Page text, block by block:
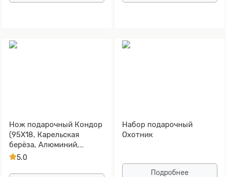
Нож подарочный Кондор
(95Х18, Карельская
берёза, Алюминий,
Золочение клинка)
5.0
Набор подарочный
Охотник
Подробнее